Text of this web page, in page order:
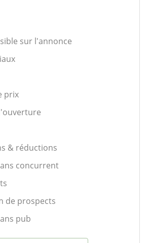
sur l'annonce
prix
& réductions
concurrent
de prospects
pub